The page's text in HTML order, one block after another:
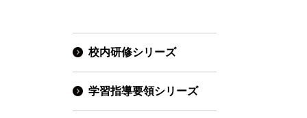
校内研修シリーズ
学習指導要領シリーズ